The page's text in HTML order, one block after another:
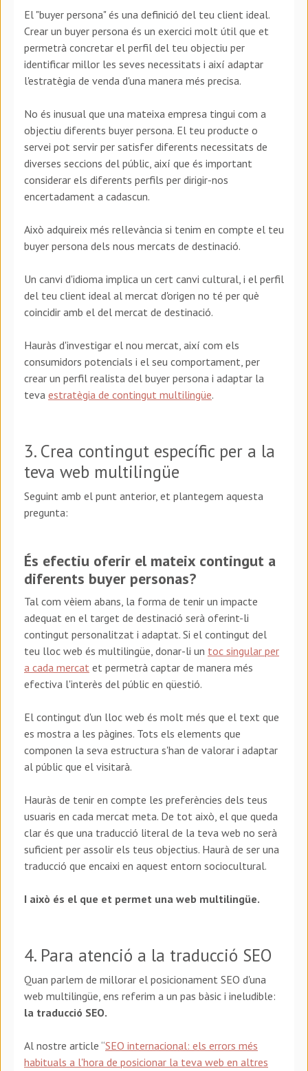
El "buyer persona" és una definició del teu client ideal.
Crear un buyer persona és un exercici molt útil que et
permetrà concretar el perfil del teu objectiu per
identificar millor les seves necessitats i així adaptar
l'estratègia de venda d'una manera més precisa.
No és inusual que una mateixa empresa tingui com a
objectiu diferents buyer persona. El teu producte o
servei pot servir per satisfer diferents necessitats de
diverses seccions del públic, així que és important
considerar els diferents perfils per dirigir-nos
encertadament a cadascun.
Això adquireix més rellevància si tenim en compte el teu
buyer persona dels nous mercats de destinació.
Un canvi d'idioma implica un cert canvi cultural, i el perfil
del teu client ideal al mercat d'origen no té per què
coincidir amb el del mercat de destinació.
Hauràs d'investigar el nou mercat, així com els
consumidors potencials i el seu comportament, per
crear un perfil realista del buyer persona i adaptar la
teva estratègia de contingut multilingüe.
3. Crea contingut específic per a la
teva web multilingüe
Seguint amb el punt anterior, et plantegem aquesta
pregunta:
És efectiu oferir el mateix contingut a
diferents buyer personas?
Tal com vèiem abans, la forma de tenir un impacte
adequat en el target de destinació serà oferint-li
contingut personalitzat i adaptat. Si el contingut del
teu lloc web és multilingüe, donar-li un toc singular per
a cada mercat et permetrà captar de manera més
efectiva l'interès del públic en qüestió.
El contingut d'un lloc web és molt més que el text que
es mostra a les pàgines. Tots els elements que
componen la seva estructura s'han de valorar i adaptar
al públic que el visitarà.
Hauràs de tenir en compte les preferències dels teus
usuaris en cada mercat meta. De tot això, el que queda
clar és que una traducció literal de la teva web no serà
suficient per assolir els teus objectius. Haurà de ser una
traducció que encaixi en aquest entorn sociocultural.
I això és el que et permet una web multilingüe.
4. Para atenció a la traducció SEO
Quan parlem de millorar el posicionament SEO d'una
web multilingüe, ens referim a un pas bàsic i ineludible:
la traducció SEO.
Al nostre article “SEO internacional: els errors més
habituals a l'hora de posicionar la teva web en altres